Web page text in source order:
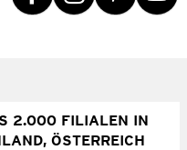
2.000 FILIALEN IN
ÖSTERREICH